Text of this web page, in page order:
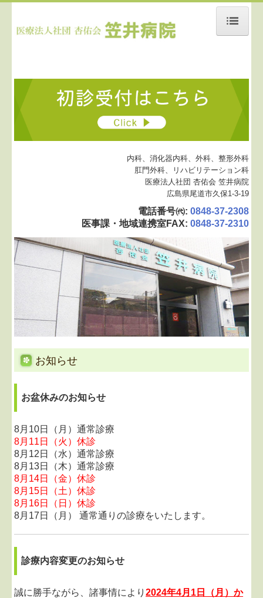
当院について
医師紹介
肛門外科
リハビリテーション科
禁煙外来
各種予防接種
各種健康診断
認知症相談
求人案内
コラム
地図、交通案内
リンク集
内科、消化器内科、外科、整形外科
肛門外科、リハビリテーション科
医療法人社団 杏佑会 笠井病院
広島県尾道市久保1-3-19
電話番号㈹: 0848-37-2308
医事課・地域連携室FAX: 0848-37-2310
お知らせ
お盆休みのお知らせ
8月10日（月）通常診療
8月11日（火）休診
8月12日（水）通常診療
8月13日（木）通常診療
8月14日（金）休診
8月15日（土）休診
8月16日（日）休診
8月17日（月） 通常通りの診療をいたします。
診療内容変更のお知らせ
誠に勝手ながら、諸事情により2024年4月1日（月）か